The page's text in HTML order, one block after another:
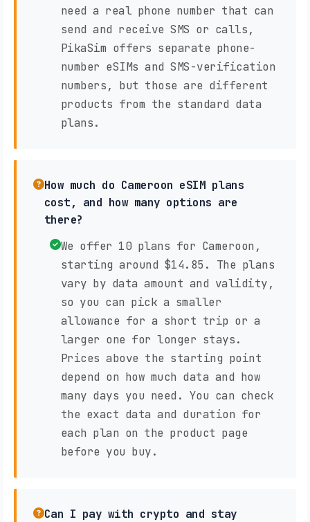
need a real phone number that can
send and receive SMS or calls,
PikaSim offers separate phone-
number eSIMs and SMS-verification
numbers, but those are different
products from the standard data
plans.
How much do Cameroon eSIM plans
cost, and how many options are
there?
We offer 10 plans for Cameroon,
starting around $14.85. The plans
vary by data amount and validity,
so you can pick a smaller
allowance for a short trip or a
larger one for longer stays.
Prices above the starting point
depend on how much data and how
many days you need. You can check
the exact data and duration for
each plan on the product page
before you buy.
Can I pay with crypto and stay